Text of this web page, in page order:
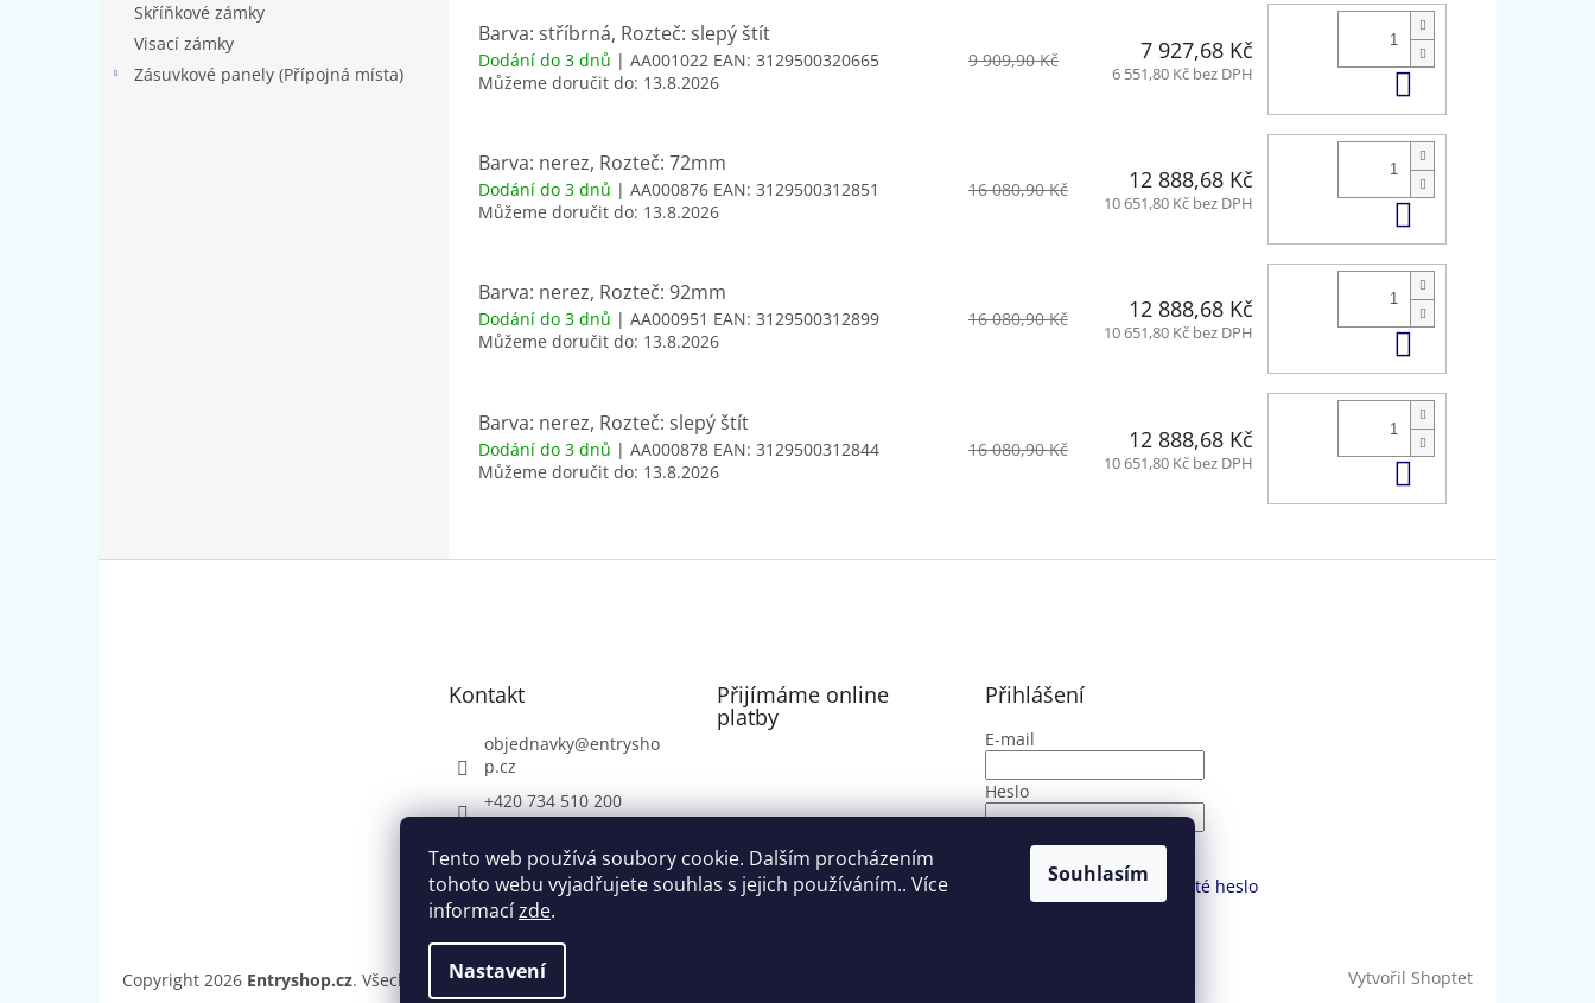
Tento web používá soubory cookie. Dalším procházením
tohoto webu vyjadřujete souhlas s jejich používáním.. Více
informacízde.
Nastavení
Souhlasím
Skříňkové zámky
Visací zámky
Zásuvkové panely (Přípojná místa)
Barva: stříbrná, Rozteč: slepý štít
Dodání do 3 dnů | AA001022 EAN: 3129500320665
Můžeme doručit do: 13.8.2026
9 909,90 Kč 7 927,68 Kč
6 551,80 Kč bez DPH
Barva: nerez, Rozteč: 72mm
Dodání do 3 dnů | AA000876 EAN: 3129500312851
Můžeme doručit do: 13.8.2026
16 080,90 Kč 12 888,68 Kč
10 651,80 Kč bez DPH Do košíku
Barva: nerez, Rozteč: 92mm
Dodání do 3 dnů | AA000951 EAN: 3129500312899
Můžeme doručit do: 13.8.2026
16 080,90 Kč 12 888,68 Kč
10 651,80 Kč bez DPH Do košíku
Barva: nerez, Rozteč: slepý štít
Dodání do 3 dnů | AA000878 EAN: 3129500312844
Můžeme doručit do: 13.8.2026
16 080,90 Kč 12 888,68 Kč
10 651,80 Kč bez DPH
Kontakt
objednavky@entrysho
p.cz
+420 734 510 200
Přijímáme online
platby
Přihlášení
E-mail
Heslo
PŘIHLÁSIT SE
Nová registraceZapomenuté heslo
Vytvořil Shoptet
Copyright 2026 Entryshop.cz. Všechna práva vyhrazena.